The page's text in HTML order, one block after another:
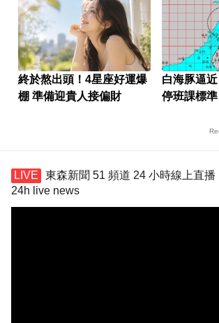
終於熬出頭！4星座好運爆
棚 準備迎貴人接偏財
白海豚逼
停班課標
東森新聞 51 頻道 24 小時線上直播
24h live news